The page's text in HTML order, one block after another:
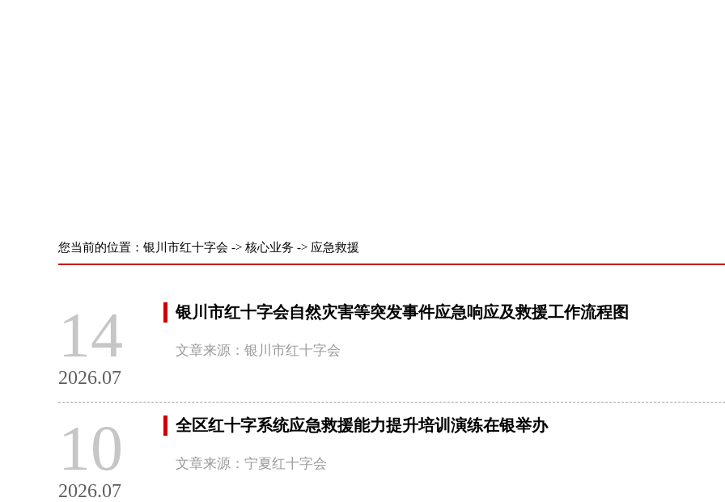
您当前的位置： 银川市红十字会 -> 核心业务 -> 应急救援
14
2026.07
银川市红十字会自然灾害等突发事件应急响应及救援工作流程图
文章来源：银川市红十字会
10
2026.07
全区红十字系统应急救援能力提升培训演练在银举办
文章来源：宁夏红十字会